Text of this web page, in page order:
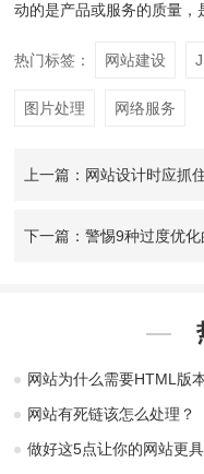
动的是产品或服务的质量，
热门标签： 网站建设
图片处理 网络服务
上一篇：网站设计时应抓
下一篇：警惕9种过度优化
网站为什么需要HTML版
网站有死链该怎么处理？
做好这5点让你的网站更具